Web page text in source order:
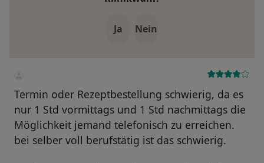
Ja Nein
Termin oder Rezeptbestellung schwierig, da es
nur 1 Std vormittags und 1 Std nachmittags die
Möglichkeit jemand telefonisch zu erreichen.
bei selber voll berufstätig ist das schwierig.